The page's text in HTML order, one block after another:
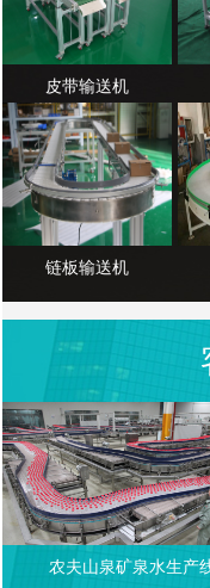
皮带输送机
链板输送机
农夫山泉矿泉水生产